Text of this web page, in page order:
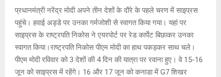
s
A
p
p
b
o
o
k
a
g
e
Li
n
k
er
प्रधानमंत्री नरेंद्र मोदी अपने तीन देशों के दौरे के पहले चरण में साइप्रस
पहुंचे। हवाई अड्डे पर उनका गर्मजोशी से स्वागत किया गया। यहां पर
साइप्रस के राष्ट्रपति निकोस ने एयरपोर्ट पर रेड कार्पेट बिछाकर उनका
स्वागत किया।राष्ट्रपति निकोस पीएम मोदी का हाथ पकड़कर साथ चले।
पीएम मोदी रविवार को 3 देशों की 4 दिन की यात्रा पर रवाना हुए। वे 15-16
जून को साइप्रस में रहेंगे। 16 और 17 जून को कनाडा में G7 शिखर